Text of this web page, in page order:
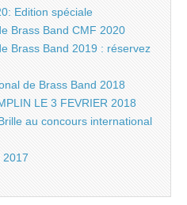
Edition spéciale
Brass Band CMF 2020
Brass Band 2019 : réservez
de Brass Band 2018
LE 3 FEVRIER 2018
au concours international
2017